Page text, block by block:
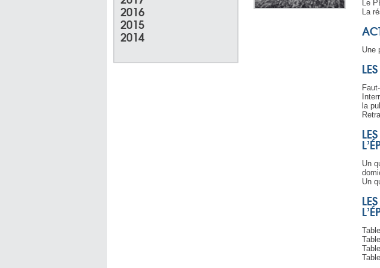
2016
2015
2014
Le
La
Une
la
Un
Un